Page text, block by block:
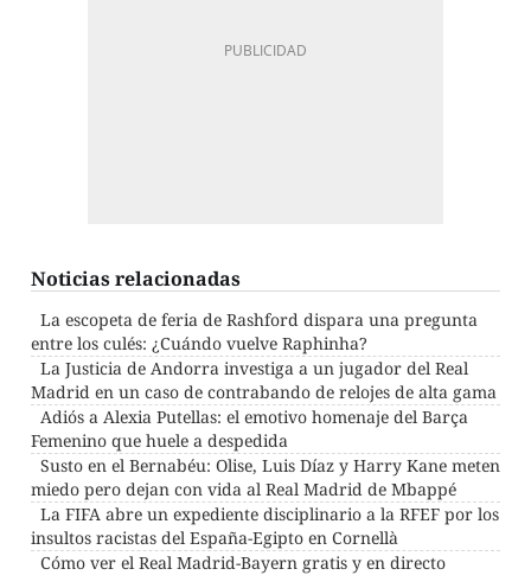
Noticias relacionadas
La escopeta de feria de Rashford dispara una pregunta
entre los culés: ¿Cuándo vuelve Raphinha?
La Justicia de Andorra investiga a un jugador del Real
Madrid en un caso de contrabando de relojes de alta gama
Adiós a Alexia Putellas: el emotivo homenaje del Barça
Femenino que huele a despedida
Susto en el Bernabéu: Olise, Luis Díaz y Harry Kane meten
miedo pero dejan con vida al Real Madrid de Mbappé
La FIFA abre un expediente disciplinario a la RFEF por los
insultos racistas del España-Egipto en Cornellà
Cómo ver el Real Madrid-Bayern gratis y en directo